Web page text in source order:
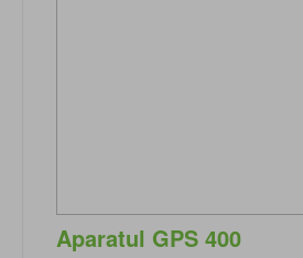
Aparatul GPS 400